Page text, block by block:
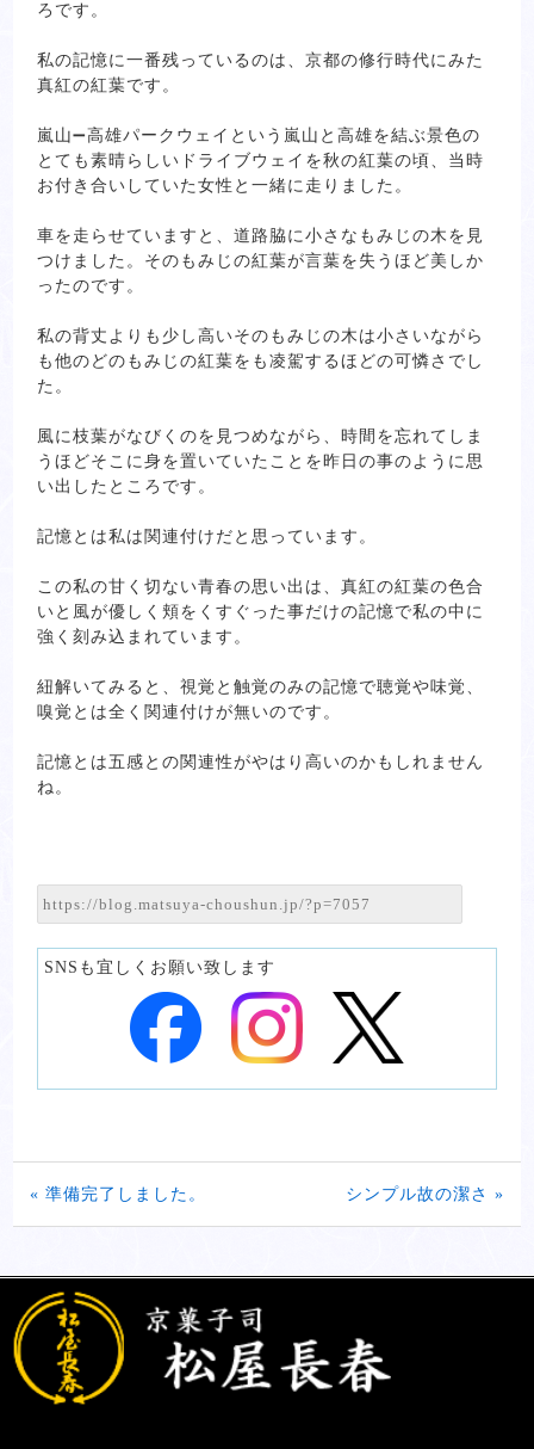
ろです。
私の記憶に一番残っているのは、京都の修行時代にみた
真紅の紅葉です。
嵐山➖高雄パークウェイという嵐山と高雄を結ぶ景色の
とても素晴らしいドライブウェイを秋の紅葉の頃、当時
お付き合いしていた女性と一緒に走りました。
車を走らせていますと、道路脇に小さなもみじの木を見
つけました。そのもみじの紅葉が言葉を失うほど美しか
ったのです。
私の背丈よりも少し高いそのもみじの木は小さいながら
も他のどのもみじの紅葉をも凌駕するほどの可憐さでし
た。
風に枝葉がなびくのを見つめながら、時間を忘れてしま
うほどそこに身を置いていたことを昨日の事のように思
い出したところです。
記憶とは私は関連付けだと思っています。
この私の甘く切ない青春の思い出は、真紅の紅葉の色合
いと風が優しく頬をくすぐった事だけの記憶で私の中に
強く刻み込まれています。
紐解いてみると、視覚と触覚のみの記憶で聴覚や味覚、
嗅覚とは全く関連付けが無いのです。
記憶とは五感との関連性がやはり高いのかもしれません
ね。
SNSも宜しくお願い致します
« 準備完了しました。 シンプル故の潔さ »